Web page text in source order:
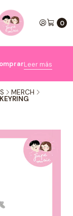
0
Leer más
MERCH